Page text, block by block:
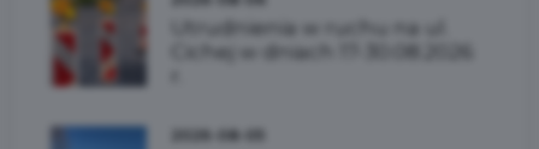
Utrudnienia w ruchu na ul.
Cichej w dniach 17-30.08.2026